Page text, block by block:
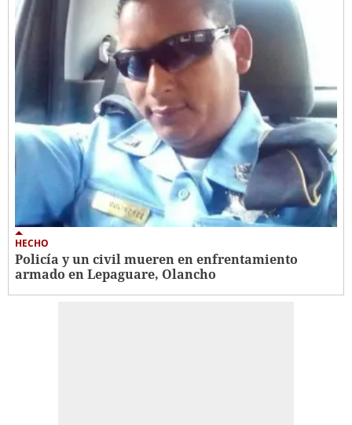
HECHO
Policía y un civil mueren en enfrentamiento
armado en Lepaguare, Olancho